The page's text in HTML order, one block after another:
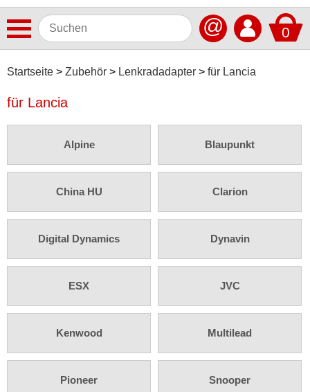
0
@
Startseite Zubehör Lenkradadapter für Lancia
Elektromobilität
Freisprechanlagen
Navigationssoftware
Navigationssysteme
Rückfahrsysteme
für Lancia
Alpine Blaupunkt
China HU Clarion
Digital Dynamics Dynavin
ESX JVC
Kenwood Multilead
Pioneer Snooper